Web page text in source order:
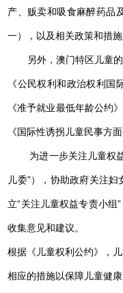
产、贩卖和吸食麻醉药品
一），以及相关政策和措
另外，澳门特区儿童的
《公民权利和政治权利国
《准予就业最低年龄公约
《国际性诱拐儿童民事方
为进一步关注儿童权益
儿委”），协助政府关注
立“关注儿童权益专责小组
收集意见和建议。
根据《儿童权利公约》，
相应的措施以保障儿童健